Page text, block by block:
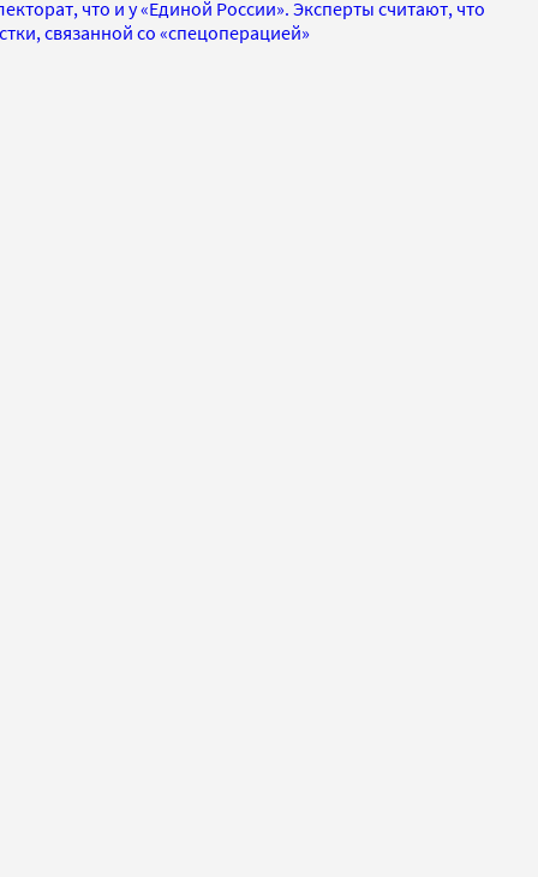
что и у «Единой России». Эксперты считают, что
связанной со «спецоперацией»